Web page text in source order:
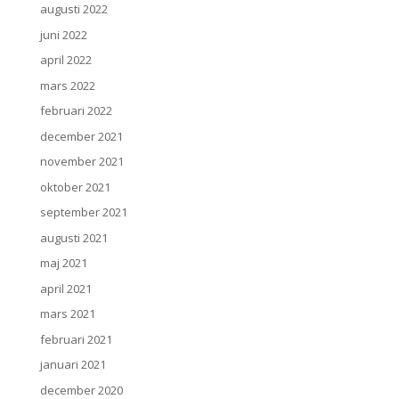
augusti 2022
juni 2022
april 2022
mars 2022
februari 2022
december 2021
november 2021
oktober 2021
september 2021
augusti 2021
maj 2021
april 2021
mars 2021
februari 2021
januari 2021
december 2020